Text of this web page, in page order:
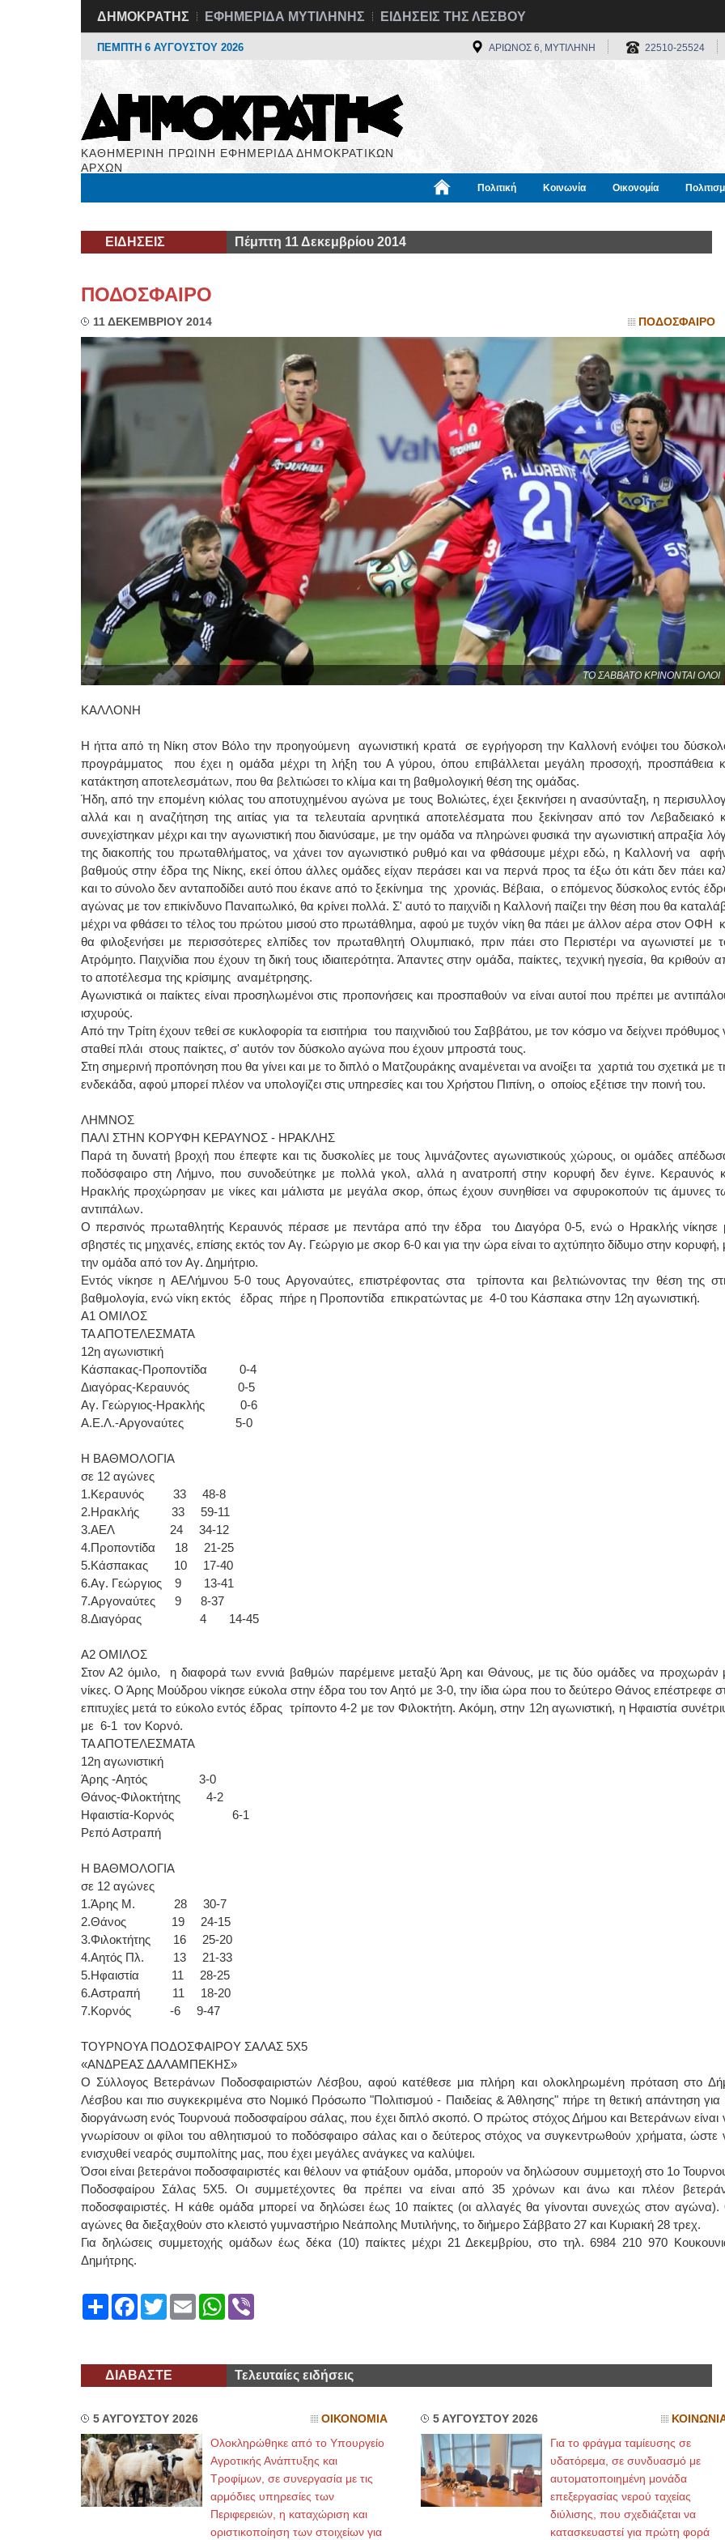
ΔΗΜΟΚΡΑΤΗΣ ΕΦΗΜΕΡΙΔΑ ΜΥΤΙΛΗΝΗΣ ΕΙΔΗΣΕΙΣ ΤΗΣ ΛΕΣΒΟΥ
ΠΕΜΠΤΗ 6 ΑΥΓΟΥΣΤΟΥ 2026 ΑΡΙΩΝΟΣ 6, ΜΥΤΙΛΗΝΗ 22510-25524
ΚΑΘΗΜΕΡΙΝΗ ΠΡΩΙΝΗ ΕΦΗΜΕΡΙΔΑ ΔΗΜΟΚΡΑΤΙΚΩΝ
ΑΡΧΩΝ
Πολιτική Κοινωνία Οικονομία
ΕΙΔΗΣΕΙΣ Πέμπτη 11 Δεκεμβρίου 2014
ΠΟΔΟΣΦΑΙΡΟ
11 ΔΕΚΕΜΒΡΙΟΥ 2014 ΠΟΔΟΣΦΑΙΡΟ
ΤΟ ΣΑΒΒΑΤΟ ΚΡΙΝΟΝΤΑΙ ΟΛΟΙ
ΚΑΛΛΟΝΗ
Η ήττα από τη Νίκη στον Βόλο την προηγούμενη αγωνιστική κρατά σε εγρήγορση την Καλλονή ενόψει του
προγράμματος που έχει η ομάδα μέχρι τη λήξη του Α γύρου, όπου επιβάλλεται μεγάλη προσοχή, προσπάθεια
κατάκτηση αποτελεσμάτων, που θα βελτιώσει το κλίμα και τη βαθμολογική θέση της ομάδας.
Ήδη, από την επομένη κιόλας του αποτυχημένου αγώνα με τους Βολιώτες, έχει ξεκινήσει η ανασύνταξη, η
αλλά και η αναζήτηση της αιτίας για τα τελευταία αρνητικά αποτελέσματα που ξεκίνησαν από τον Λεβαδειακό
συνεχίστηκαν μέχρι και την αγωνιστική που διανύσαμε, με την ομάδα να πληρώνει φυσικά την αγωνιστική απραξία
της διακοπής του πρωταθλήματος, να χάνει τον αγωνιστικό ρυθμό και να φθάσουμε μέχρι εδώ, η Καλλονή να
βαθμούς στην έδρα της Νίκης, εκεί όπου άλλες ομάδες είχαν περάσει και να περνά προς τα έξω ότι κάτι δεν πάει
και το σύνολο δεν ανταποδίδει αυτό που έκανε από το ξεκίνημα της χρονιάς. Βέβαια, ο επόμενος δύσκολος εντός
αγώνας με τον επικίνδυνο Παναιτωλικό, θα κρίνει πολλά. Σ' αυτό το παιχνίδι η Καλλονή παίζει την θέση που θα
μέχρι να φθάσει το τέλος του πρώτου μισού στο πρωτάθλημα, αφού με τυχόν νίκη θα πάει με άλλον αέρα στον ΟΦΗ
θα φιλοξενήσει με περισσότερες ελπίδες τον πρωταθλητή Ολυμπιακό, πριν πάει στο Περιστέρι να αγωνιστεί με
Ατρόμητο. Παιχνίδια που έχουν τη δική τους ιδιαιτερότητα. Άπαντες στην ομάδα, παίκτες, τεχνική ηγεσία, θα κριθούν
το αποτέλεσμα της κρίσιμης αναμέτρησης.
Αγωνιστικά οι παίκτες είναι προσηλωμένοι στις προπονήσεις και προσπαθούν να είναι αυτοί που πρέπει με
ισχυρούς.
Από την Τρίτη έχουν τεθεί σε κυκλοφορία τα εισιτήρια του παιχνιδιού του Σαββάτου, με τον κόσμο να δείχνει πρόθυμος
σταθεί πλάι στους παίκτες, σ' αυτόν τον δύσκολο αγώνα που έχουν μπροστά τους.
Στη σημερινή προπόνηση που θα γίνει και με το διπλό ο Ματζουράκης αναμένεται να ανοίξει τα χαρτιά του σχετικά με
ενδεκάδα, αφού μπορεί πλέον να υπολογίζει στις υπηρεσίες και του Χρήστου Πιπίνη, ο οποίος εξέτισε την ποινή του.
ΛΗΜΝΟΣ
ΠΑΛΙ ΣΤΗΝ ΚΟΡΥΦΗ ΚΕΡΑΥΝΟΣ - ΗΡΑΚΛΗΣ
Παρά τη δυνατή βροχή που έπεφτε και τις δυσκολίες με τους λιμνάζοντες αγωνιστικούς χώρους, οι ομάδες
ποδόσφαιρο στη Λήμνο, που συνοδεύτηκε με πολλά γκολ, αλλά η ανατροπή στην κορυφή δεν έγινε. Κεραυνός
Ηρακλής προχώρησαν με νίκες και μάλιστα με μεγάλα σκορ, όπως έχουν συνηθίσει να σφυροκοπούν τις άμυνες
αντιπάλων.
Ο περσινός πρωταθλητής Κεραυνός πέρασε με πεντάρα από την έδρα του Διαγόρα 0-5, ενώ ο Ηρακλής νίκησε
σβηστές τις μηχανές, επίσης εκτός τον Αγ. Γεώργιο με σκορ 6-0 και για την ώρα είναι το αχτύπητο δίδυμο στην κορυφή,
την ομάδα από τον Αγ. Δημήτριο.
Εντός νίκησε η ΑΕΛήμνου 5-0 τους Αργοναύτες, επιστρέφοντας στα τρίποντα και βελτιώνοντας την θέση της
βαθμολογία, ενώ νίκη εκτός έδρας πήρε η Προποντίδα επικρατώντας με 4-0 του Κάσπακα στην 12η αγωνιστική.
Α1 ΟΜΙΛΟΣ
ΤΑ ΑΠΟΤΕΛΕΣΜΑΤΑ
12η αγωνιστική
Κάσπακας-Προποντίδα 0-4
Διαγόρας-Κεραυνός 0-5
Αγ. Γεώργιος-Ηρακλής 0-6
Α.Ε.Λ.-Αργοναύτες 5-0
Η ΒΑΘΜΟΛΟΓΙΑ
σε 12 αγώνες
1.Κεραυνός 33 48-8
2.Ηρακλής 33 59-11
3.ΑΕΛ 24 34-12
4.Προποντίδα 18 21-25
5.Κάσπακας 10 17-40
6.Αγ. Γεώργιος 9 13-41
7.Αργοναύτες 9 8-37
8.Διαγόρας 4 14-45
Α2 ΟΜΙΛΟΣ
Στον Α2 όμιλο, η διαφορά των εννιά βαθμών παρέμεινε μεταξύ Άρη και Θάνους, με τις δύο ομάδες να προχωράν
νίκες. Ο Άρης Μούδρου νίκησε εύκολα στην έδρα του τον Αητό με 3-0, την ίδια ώρα που το δεύτερο Θάνος επέστρεφε
επιτυχίες μετά το εύκολο εντός έδρας τρίποντο 4-2 με τον Φιλοκτήτη. Ακόμη, στην 12η αγωνιστική, η Ηφαιστία
με 6-1 τον Κορνό.
ΤΑ ΑΠΟΤΕΛΕΣΜΑΤΑ
12η αγωνιστική
Άρης -Αητός 3-0
Θάνος-Φιλοκτήτης 4-2
Ηφαιστία-Κορνός 6-1
Ρεπό Αστραπή
Η ΒΑΘΜΟΛΟΓΙΑ
σε 12 αγώνες
1.Άρης Μ. 28 30-7
2.Θάνος 19 24-15
3.Φιλοκτήτης 16 25-20
4.Αητός Πλ. 13 21-33
5.Ηφαιστία 11 28-25
6.Αστραπή 11 18-20
7.Κορνός -6 9-47
ΤΟΥΡΝΟΥΑ ΠΟΔΟΣΦΑΙΡΟΥ ΣΑΛΑΣ 5Χ5
«ΑΝΔΡΕΑΣ ΔΑΛΑΜΠΕΚΗΣ»
Ο Σύλλογος Βετεράνων Ποδοσφαιριστών Λέσβου, αφού κατέθεσε μια πλήρη και ολοκληρωμένη πρόταση στο
Λέσβου και πιο συγκεκριμένα στο Νομικό Πρόσωπο "Πολιτισμού - Παιδείας & Άθλησης" πήρε τη θετική απάντηση για
διοργάνωση ενός Τουρνουά ποδοσφαίρου σάλας, που έχει διπλό σκοπό. Ο πρώτος στόχος Δήμου και Βετεράνων είναι
γνωρίσουν οι φίλοι του αθλητισμού το ποδόσφαιρο σάλας και ο δεύτερος στόχος να συγκεντρωθούν χρήματα, ώστε
ενισχυθεί νεαρός συμπολίτης μας, που έχει μεγάλες ανάγκες να καλύψει.
Όσοι είναι βετεράνοι ποδοσφαιριστές και θέλουν να φτιάξουν ομάδα, μπορούν να δηλώσουν συμμετοχή στο 1ο
Ποδοσφαίρου Σάλας 5Χ5. Οι συμμετέχοντες θα πρέπει να είναι από 35 χρόνων και άνω και πλέον
ποδοσφαιριστές. Η κάθε ομάδα μπορεί να δηλώσει έως 10 παίκτες (οι αλλαγές θα γίνονται συνεχώς στον αγώνα).
αγώνες θα διεξαχθούν στο κλειστό γυμναστήριο Νεάπολης Μυτιλήνης, το διήμερο Σάββατο 27 και Κυριακή 28 τρεχ.
Για δηλώσεις συμμετοχής ομάδων έως δέκα (10) παίκτες μέχρι 21 Δεκεμβρίου, στο τηλ. 6984 210 970
Δημήτρης.
ShareFacebook
TwitterEmailWhatsApp
Viber
ΔΙΑΒΑΣΤΕ Τελευταίες ειδήσεις
5 ΑΥΓΟΥΣΤΟΥ 2026 ΟΙΚΟΝΟΜΙΑ
Ολοκληρώθηκε από το Υπουργείο
Αγροτικής Ανάπτυξης και
Τροφίμων, σε συνεργασία με τις
αρμόδιες υπηρεσίες των
Περιφερειών, η καταχώριση και
οριστικοποίηση των στοιχείων για
5 ΑΥΓΟΥΣΤΟΥ 2026
Για το φράγμα ταμίευσης σε
υδατόρεμα, σε συνδυασμό με
αυτοματοποιημένη μονάδα
επεξεργασίας νερού ταχείας
διύλισης, που σχεδιάζεται να
κατασκευαστεί για πρώτη φορά
ΙΩΑΝΝΗΣ Α. ΜΑΛΛΙΑΣ
ΧΕΙΡΟΥΡΓΟΣ
ΟΦΘΑΛΜΙΑΤΡΟΣ
Διδάκτωρ Ιατρικής Σχολής
Πανεπιστημίου Αθηνών
Καλλιπόλεως 3,Νέα Σμύρνη,
τηλ:210-9320215
Καβέτσου 10, Μυτιλήνη, τηλ:
2251038065
Χειρουργός Ωτορινολαρυγγολόγος
Έλενα Μπούμπα
Στρατιωτικός Ιατρός
Διδ.Παν.Αθηνών
Διπλωματούχος Ευρ.Ακαδημίας
2102467085 & 6938502258
email- elenboumpa@gmail.com